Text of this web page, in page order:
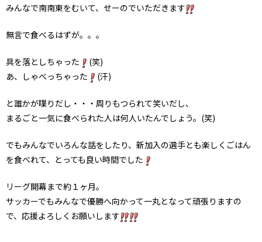
みんなで南南東をむいて、せーのでいただきます
無言で食べるはずが。。。
具を落としちゃった
(笑)
あ、しゃべっちゃった
(汗)
と誰かが喋りだし・・・周りもつられて笑いだし、
まるごと一気に食べられた人は何人いたんでしょう。(笑)
でもみんなでいろんな話をしたり、新加入の選手とも楽しくごはん
を食べれて、とっても良い時間でした
リーグ開幕まで約１ヶ月。
サッカーでもみんなで優勝へ向かって一丸となって頑張りますの
で、応援よろしくお願いします